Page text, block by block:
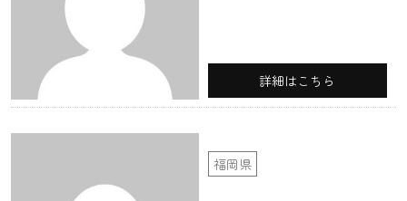
詳細はこちら
福岡県